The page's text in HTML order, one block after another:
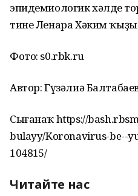
эпидемиологик хәлдең
тине Ленара Хәким
Фото: s0.rbk.ru
Автор: Гүзәлиә
Сығанаҡ https://
bulayy/Koronavirus-be--
104815/
Читайте нас